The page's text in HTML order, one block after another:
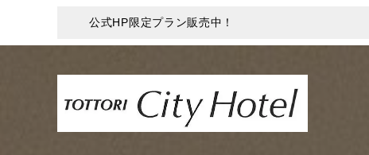
公式HP限定プラン販売中！